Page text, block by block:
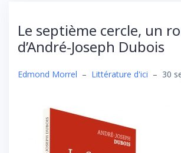
Le septième cercle, un
d’André-Joseph Dubois
Edmond Morrel – Littérature d'ici – 30